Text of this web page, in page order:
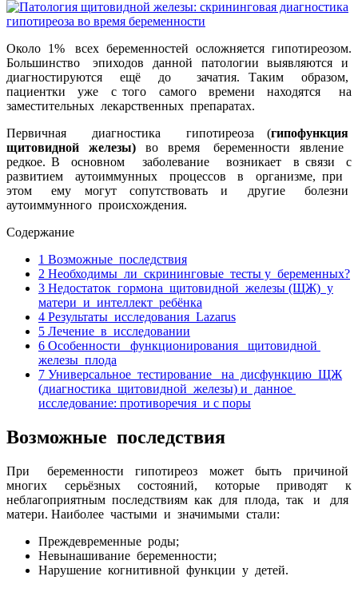
Около 1% всех беременностей осложняется гипотиреозом.
Большинство эпиходов данной патологии выявляются и
диагностируются ещё до зачатия. Таким образом,
пациентки уже с того самого времени находятся на
заместительных лекарственных препаратах.
Первичная диагностика гипотиреоза (гипофункция
щитовидной железы)во время беременности явление
редкое. В основном заболевание возникает в связи с
развитием аутоиммунных процессов в организме, при
этом ему могут сопутствовать и другие болезни
аутоиммунного происхождения.
Содержание
1 Возможные последствия
2 Необходимы ли скрининговые тесты у беременных?
3 Недостаток гормона щитовидной железы (ЩЖ) у
матери и интеллект ребёнка
4 Результаты исследования Lazarus
5 Лечение в исследовании
6 Особенности функционирования щитовидной
железы плода
7 Универсальное тестирование на дисфункцию ЩЖ
(диагностика щитовидной железы) и данное
исследование: противоречия и с поры
Возможные последствия
При беременности гипотиреоз может быть причиной
многих серьёзных состояний, которые приводят к
неблагоприятным последствиям как для плода, так и для
матери. Наиболее частыми и значимыми стали:
Преждевременные роды;
Невынашивание беременности;
Нарушение когнитивной функции у детей.